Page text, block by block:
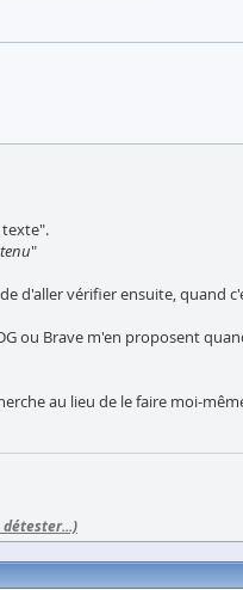
texte".
"
d'aller vérifier ensuite, quand
ou Brave m'en proposent
au lieu de le faire moi-